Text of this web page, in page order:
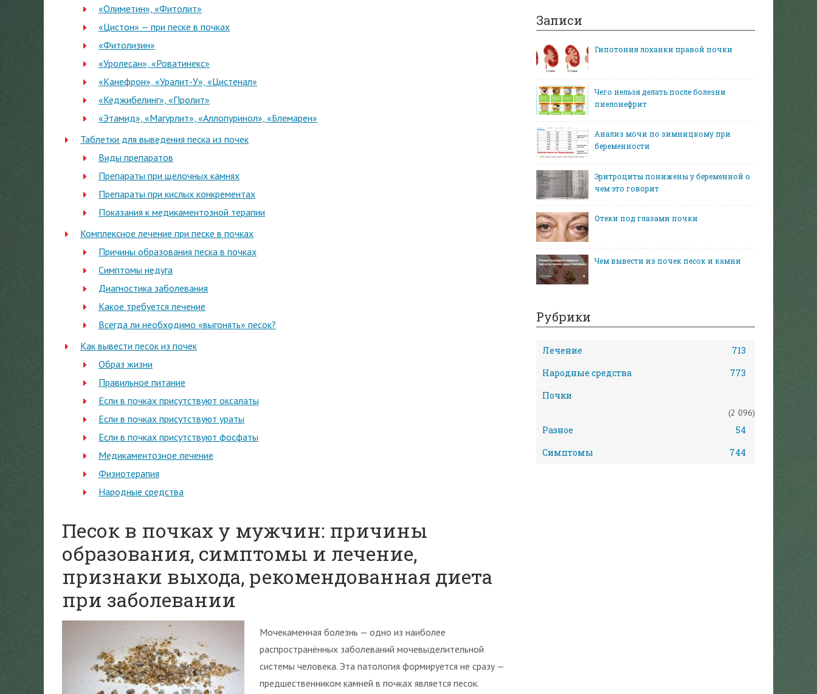
«Олиметин», «Фитолит»
«Цистон» — при песке в почках
«Фитолизин»
«Уролесан», «Роватинекс»
«Канефрон», «Уралит-У», «Цистенал»
«Кеджибелинг», «Пролит»
«Этамид», «Магурлит», «Аллопуринол», «Блемарен»
Таблетки для выведения песка из почек
Виды препаратов
Препараты при щелочных камнях
Препараты при кислых конкрементах
Показания к медикаментозной терапии
Комплексное лечение при песке в почках
Причины образования песка в почках
Симптомы недуга
Диагностика заболевания
Какое требуется лечение
Всегда ли необходимо «выгонять» песок?
Как вывести песок из почек
Образ жизни
Правильное питание
Если в почках присутствуют оксалаты
Если в почках присутствуют ураты
Если в почках присутствуют фосфаты
Медикаментозное лечение
Физиотерапия
Народные средства
Песок в почках у мужчин: причины
образования, симптомы и лечение,
признаки выхода, рекомендованная диета
при заболевании
Мочекаменная болезнь — одно из наиболее
распространённых заболеваний мочевыделительной
системы человека. Эта патология формируется не сразу —
предшественником камней в почках является песок.
Записи
Гипотония лоханки правой почки
Чего нельзя делать после болезни
пиелонефрит
Анализ мочи по зимницкому при
беременности
Эритроциты понижены у беременной о
чем это говорит
Отеки под глазами почки
Чем вывести из почек песок и камни
Рубрики
Лечение
713
Народные средства
773
Почки
(2 096)
Разное
54
Симптомы
744